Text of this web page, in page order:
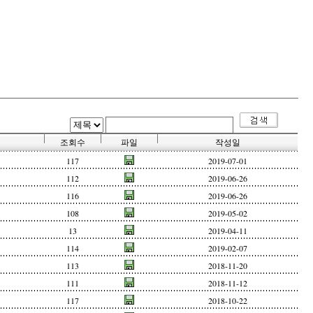
조회수 파일
작성일
117
2019-07-01
112
2019-06-26
116
2019-06-26
108
2019-05-02
13
2019-04-11
114
2019-02-07
113
2018-11-20
111
2018-11-12
117
2018-10-22